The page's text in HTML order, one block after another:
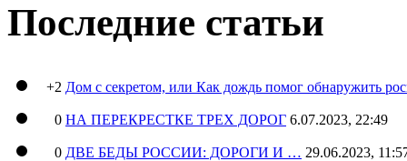
Последние статьи
+2 Дом с секретом, или Как дождь помог обнаружить
0 НА ПЕРЕКРЕСТКЕ ТРЕХ ДОРОГ 6.07.2023, 22:49
0 ДВЕ БЕДЫ РОССИИ: ДОРОГИ И … 29.06.2023,